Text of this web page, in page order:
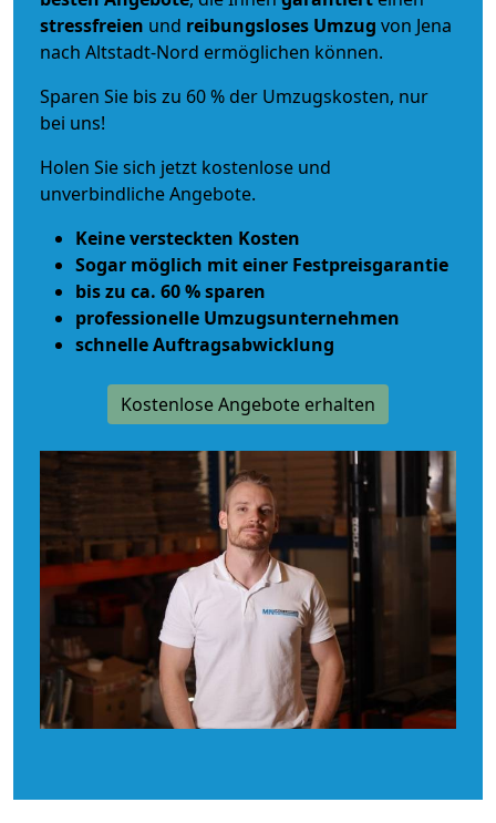
stressfreien und reibungsloses Umzug von Jena
nach Altstadt-Nord ermöglichen können.
Sparen Sie bis zu 60 % der Umzugskosten, nur
bei uns!
Holen Sie sich jetzt kostenlose und
unverbindliche Angebote.
Keine versteckten Kosten
Sogar möglich mit einer Festpreisgarantie
bis zu ca. 60 % sparen
professionelle Umzugsunternehmen
schnelle Auftragsabwicklung
Kostenlose Angebote erhalten